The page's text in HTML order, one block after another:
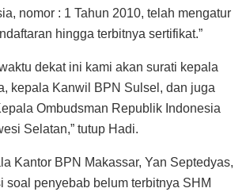
nomor : 1 Tahun 2010, telah mengatur
hingga terbitnya sertifikat.”
dekat ini kami akan surati kepala
kepala Kanwil BPN Sulsel, dan juga
Ombudsman Republik Indonesia
Selatan,” tutup Hadi.
Kantor BPN Makassar, Yan Septedyas,
soal penyebab belum terbitnya SHM